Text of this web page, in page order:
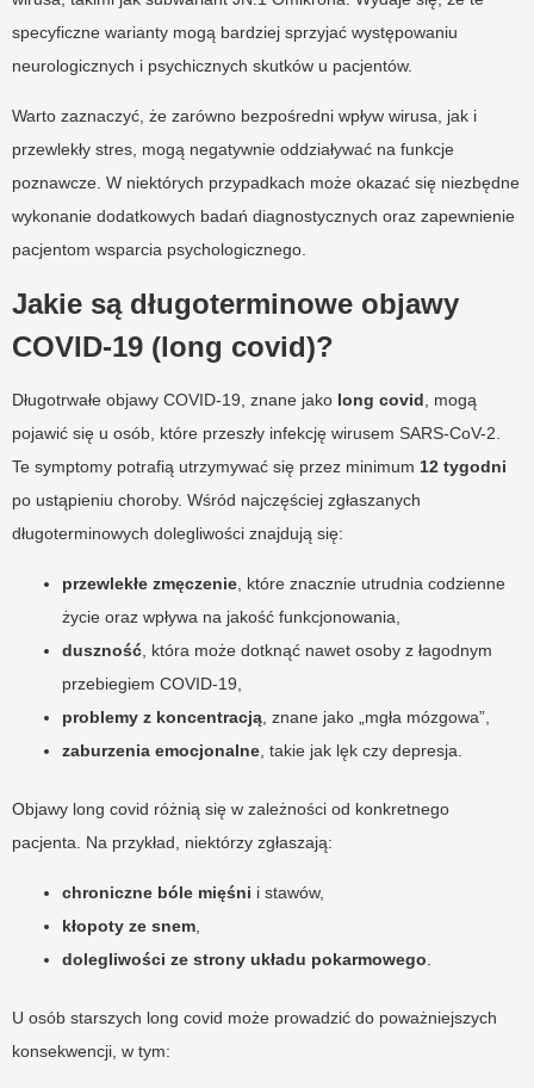
specyficzne warianty mogą bardziej sprzyjać występowaniu
neurologicznych i psychicznych skutków u pacjentów.
Warto zaznaczyć, że zarówno bezpośredni wpływ wirusa, jak i
przewlekły stres, mogą negatywnie oddziaływać na funkcje
poznawcze. W niektórych przypadkach może okazać się niezbędne
wykonanie dodatkowych badań diagnostycznych oraz zapewnienie
pacjentom wsparcia psychologicznego.
Jakie są długoterminowe objawy
COVID-19 (long covid)?
Długotrwałe objawy COVID-19, znane jako long covid , mogą
pojawić się u osób, które przeszły infekcję wirusem SARS-CoV-2.
Te symptomy potrafią utrzymywać się przez minimum 12 tygodni
po ustąpieniu choroby. Wśród najczęściej zgłaszanych
długoterminowych dolegliwości znajdują się:
przewlekłe zmęczenie , które znacznie utrudnia codzienne
życie oraz wpływa na jakość funkcjonowania,
duszność , która może dotknąć nawet osoby z łagodnym
przebiegiem COVID-19,
problemy z koncentracją , znane jako „mgła mózgowa”,
zaburzenia emocjonalne , takie jak lęk czy depresja.
Objawy long covid różnią się w zależności od konkretnego
pacjenta. Na przykład, niektórzy zgłaszają:
chroniczne bóle mięśni i stawów,
kłopoty ze snem
dolegliwości ze strony układu pokarmowego
U osób starszych long covid może prowadzić do poważniejszych
konsekwencji, w tym: